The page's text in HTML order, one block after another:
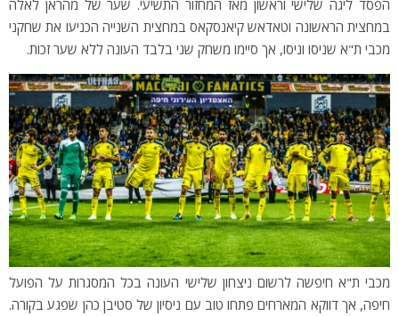
הפסד ליגה שלישי וראשון מאז המחזור התשיעי. שער של מהראן לאלה
במחצית הראשונה וטאדאש קיאנסקאס במחצית השנייה הכניעו את שחקני
מכבי ת"א שניסו וניסו, אך סיימו משחק שני בלבד העונה ללא שער זכות.
מכבי ת"א חיפשה לרשום ניצחון שלישי העונה בכל המסגרות על הפועל
חיפה, אך דווקא המארחים פתחו טוב עם ניסיון של סטיבן כהן שפגע בקורה.